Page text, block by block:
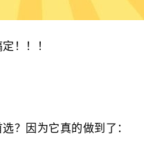
！！！
？因为它真的做到了：